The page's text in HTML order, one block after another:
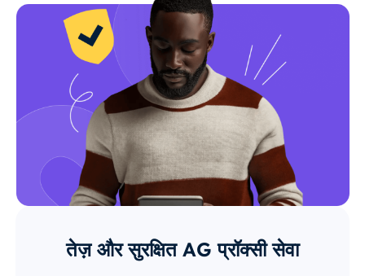
तेज़ और सुरक्षित AG प्रॉक्सी सेवा